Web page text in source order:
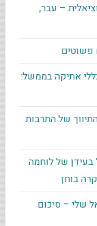
– עבר,
פשוטים
אתיקה בממשל:
של התרבות
של לוחמה
שלי – סיכום